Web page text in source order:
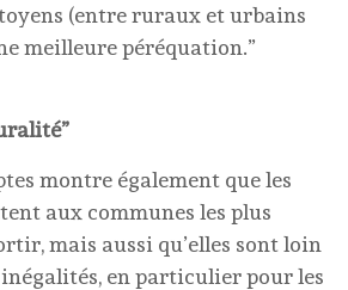
(entre ruraux et urbains
meilleure péréquation.”
montre également que les
aux communes les plus
mais aussi qu’elles sont loin
inégalités, en particulier pour les